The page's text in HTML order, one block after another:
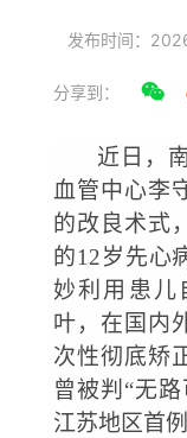
发布时间：
分享到：
近日，
血管中心李
的改良术式
的12岁先心
妙利用患儿
叶，在国内
次性彻底矫
曾被判“无
江苏地区首